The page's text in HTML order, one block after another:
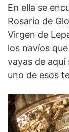
En ella se
Rosario de
Virgen de
los navíos
vayas de aquí
uno de esos